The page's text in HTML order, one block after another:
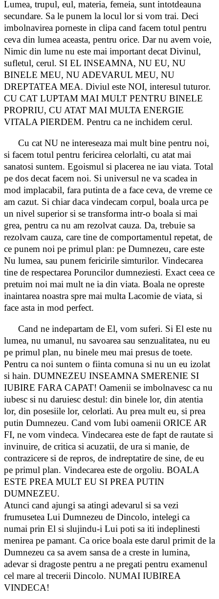
Lumea, trupul, eul, materia, femeia, sunt intotdeauna
secundare. Sa le punem la locul lor si vom trai. Deci
imbolnavirea porneste in clipa cand facem totul pentru
ceva din lumea aceasta, pentru orice. Dar nu avem voie,
Nimic din lume nu este mai important decat Divinul,
sufletul, cerul. SI EL INSEAMNA, NU EU, NU
BINELE MEU, NU ADEVARUL MEU, NU
DREPTATEA MEA. Diviul este NOI, interesul tuturor.
CU CAT LUPTAM MAI MULT PENTRU BINELE
PROPRIU, CU ATAT MAI MULTA ENERGIE
VITALA PIERDEM. Pentru ca ne inchidem cerul.
Cu cat NU ne intereseaza mai mult bine pentru noi,
si facem totul pentru fericirea celorlalti, cu atat mai
sanatosi suntem. Egoismul si placerea ne iau viata. Total
pe dos decat facem noi. Si universul ne va scadea in
mod implacabil, fara putinta de a face ceva, de vreme ce
am cazut. Si chiar daca vindecam corpul, boala urca pe
un nivel superior si se transforma intr-o boala si mai
grea, pentru ca nu am rezolvat cauza. Da, trebuie sa
rezolvam cauza, care tine de comportamentul repetat, de
ce punem noi pe primul plan: pe Dumnezeu, care este
Nu lumea, sau punem fericirile simturilor. Vindecarea
tine de respectarea Poruncilor dumneziesti. Exact ceea ce
pretuim noi mai mult ne ia din viata. Boala ne opreste
inaintarea noastra spre mai multa Lacomie de viata, si
face asta in mod perfect.
Cand ne indepartam de El, vom suferi. Si El este nu
lumea, nu umanul, nu savoarea sau senzualitatea, nu eu
pe primul plan, nu binele meu mai presus de toete.
Pentru ca noi suntem o fiinta comuna si nu un eu izolat
si hain. DUMNEZEU INSEAMNA SMERENIE SI
IUBIRE FARA CAPAT! Oamenii se imbolnavesc ca nu
iubesc si nu daruiesc destul: din binele lor, din atentia
lor, din posesiile lor, celorlati. Au prea mult eu, si prea
putin Dumnezeu. Cand vom Iubi oamenii ORICE AR
FI, ne vom vindeca. Vindecarea este de fapt de rautate si
invinuire, de critica si acuzatii, de ura si manie, de
contrazicere si de repros, de indreptatire de sine, de eu
pe primul plan. Vindecarea este de orgoliu. BOALA
ESTE PREA MULT EU SI PREA PUTIN
DUMNEZEU.
Atunci cand ajungi sa atingi adevarul si sa vezi
frumusetea Lui Dumnezeu de Dincolo, intelegi ca
numai prin El si slujindu-i Lui poti sa iti indeplinesti
menirea pe pamant. Ca orice boala este darul primit de la
Dumnezeu ca sa avem sansa de a creste in lumina,
adevar si dragoste pentru a ne pregati pentru examenul
cel mare al trecerii Dincolo. NUMAI IUBIREA
VINDECA!